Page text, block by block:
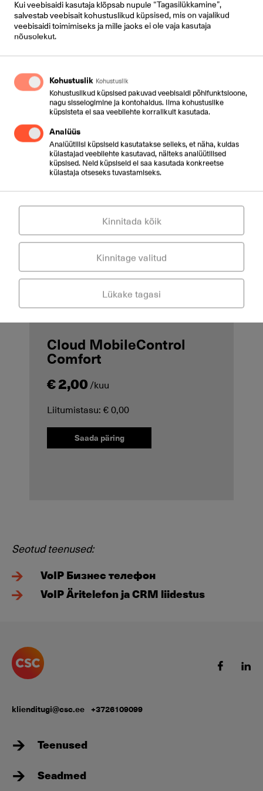
internetiühendust ei ole. Võimalike internetiühenduse
katkestuste puhul sünkroniseeritakse ja salvestatakse
kontaktid telefonis automaatselt.
Cloud MobileControl
€ 4,00 /kuu
Liitumistasu: € 0,00
Cloud MobileControl
Comfort
€ 2,00 /kuu
Liitumistasu: € 0,00
Saada päring
Seotud teenused:
VoIP Бизнес телефон
VoIP Äritelefon ja CRM liidestus
klienditugi@csc.ee +3726109099
Teenused
Seadmed
Kui veebisaidi kasutaja klõpsab nupule “Tagasilükkamine”,
salvestab veebisait kohustuslikud küpsised, mis on vajalikud
veebisaidi toimimiseks ja mille jaoks ei ole vaja kasutaja
nõusolekut.
Kohustuslik Kohustuslik
Kohustuslikud küpsised pakuvad veebisaidi põhifunktsioone,
nagu sisselogimine ja kontohaldus. Ilma kohustuslike
küpsisteta ei saa veebilehte korralikult kasutada.
Analüüs
Analüütilisi küpsiseid kasutatakse selleks, et näha, kuidas
külastajad veebilehte kasutavad, näiteks analüütilised
küpsised. Neid küpsiseid ei saa kasutada konkreetse
külastaja otseseks tuvastamiseks.
Lükake tagasi
Kinnitage valitud
Kinnitada kõik